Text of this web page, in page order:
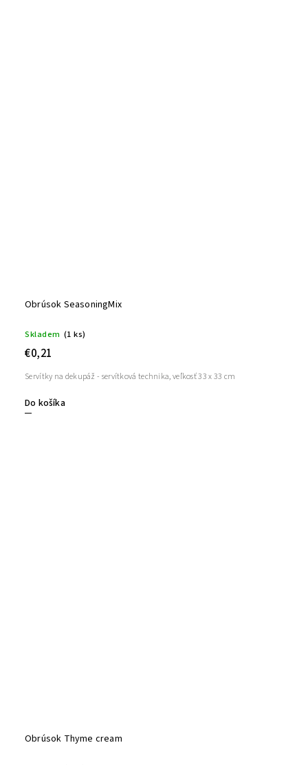
Obrúsok SeasoningMix
Skladem (1 ks)
€0,21
Do košíka
Servítky na dekupáž - servítková technika, veľkosť 33 x 33 cm
Obrúsok Thyme cream